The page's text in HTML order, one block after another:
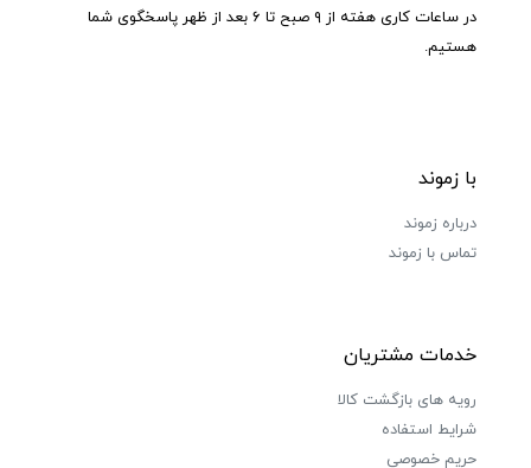
در ساعات کاری هفته از ۹ صبح تا ۶ بعد از ظهر پاسخگوی شما
هستیم.
با زموند
درباره زموند
تماس با زموند
خدمات مشتریان
رویه های بازگشت کالا
شرایط استفاده
حریم خصوصی